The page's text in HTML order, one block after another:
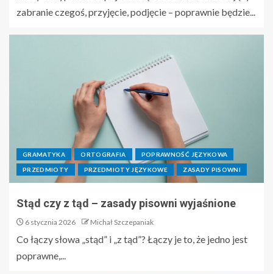
zabranie czegoś, przyjęcie, podjęcie – poprawnie będzie...
GRAMATYKA ORTOGRAFIA POPRAWNOŚĆ JĘZYKOWA
PRZEDMIOTY PRZEDMIOTY JĘZYKOWE ZASADY PISOWNI
Stąd czy z tąd – zasady pisowni wyjaśnione
6 stycznia 2026 Michał Szczepaniak
Co łączy słowa „stąd” i „z tąd”? Łączy je to, że jedno jest
poprawne,...